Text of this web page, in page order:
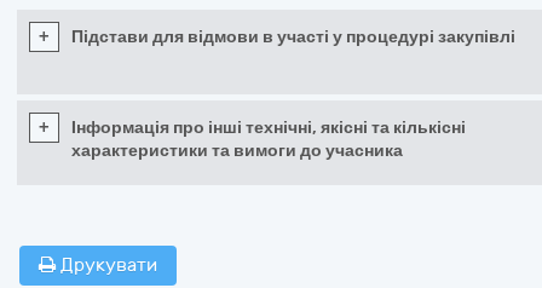
+ Підстави для відмови в участі у процедурі закупівлі
+
Інформація про інші технічні, якісні та кількісні
характеристики та вимоги до учасника
Друкувати